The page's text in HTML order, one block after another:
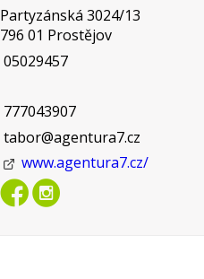
Partyzánská 3024/13
796 01 Prostějov
05029457
777043907
tabor@agentura7.cz
www.agentura7.cz/